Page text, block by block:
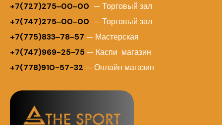
+7(727)275‒00‒00 — Торговый зал
+7(747)275‒00‒00 — Торговый зал
+7(775)833‒78‒57 — Мастерская
+7(747)969-25-75 — Каспи магазин
+7(778)910-57-32 — Онлайн магазин